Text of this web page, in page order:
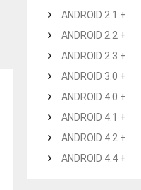
ANDROID 2.1 +
ANDROID 2.2 +
ANDROID 2.3 +
ANDROID 3.0 +
ANDROID 4.0 +
ANDROID 4.1 +
ANDROID 4.2 +
ANDROID 4.4 +